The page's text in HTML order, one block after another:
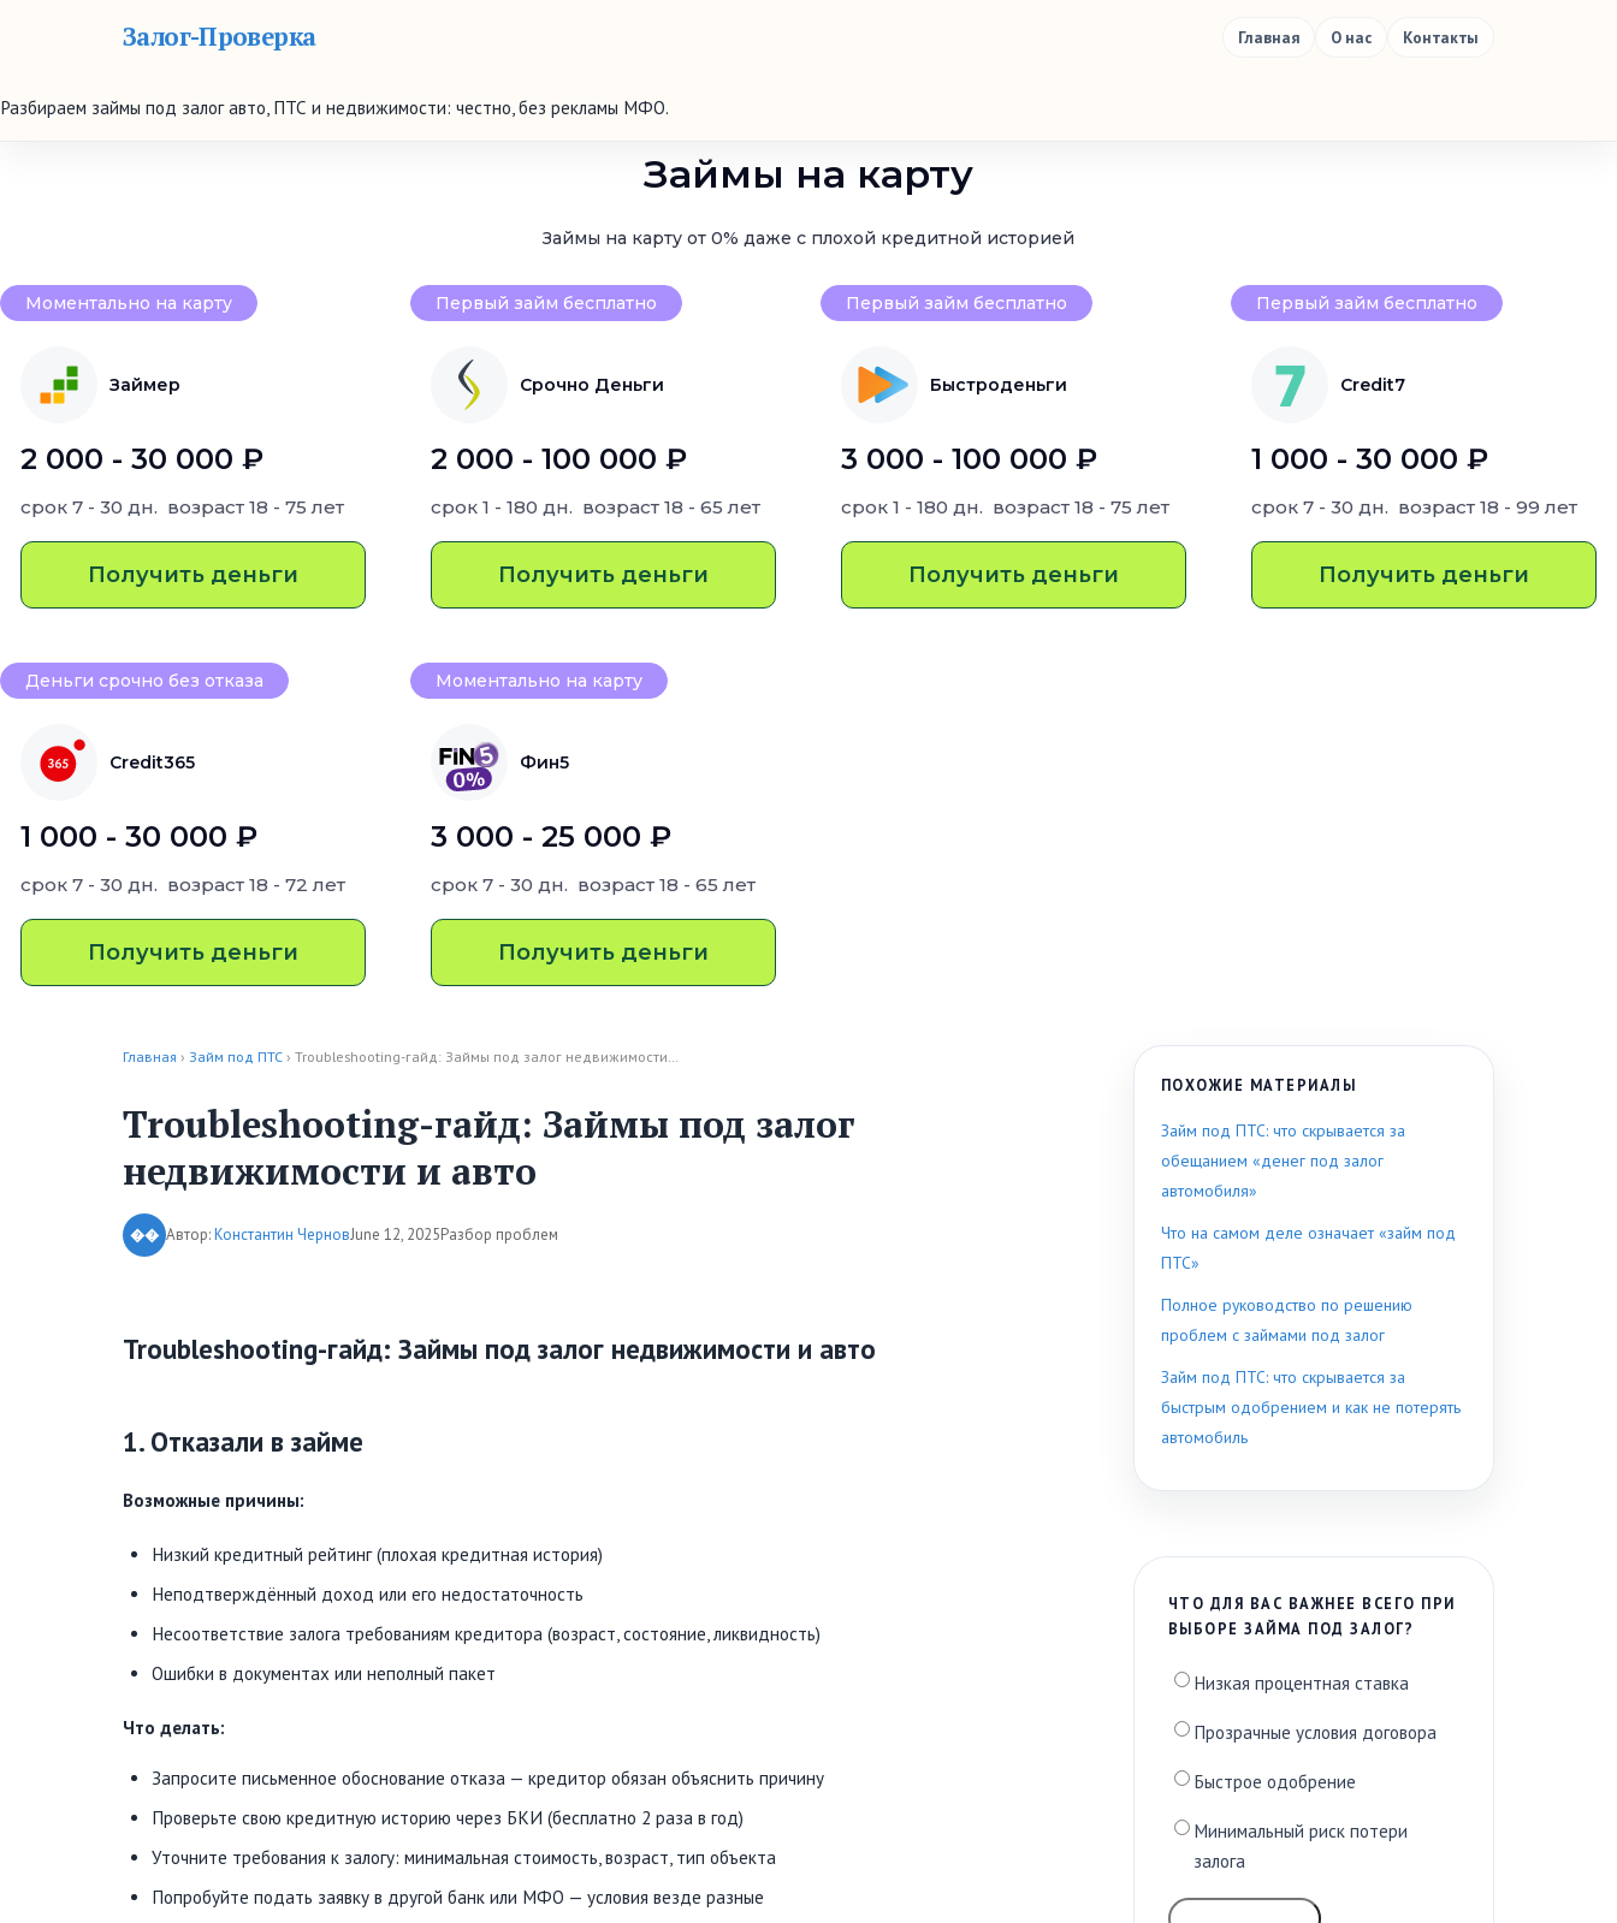
Залог-Проверка Главная О нас Контакты
Разбираем займы под залог авто, ПТС и недвижимости: честно, без рекламы МФО.
Займы на карту
Займы на карту от 0% даже с плохой кредитной историей
Моментально на карту
Займер
2 000 - 30 000 ₽
срок 7 - 30 дн. возраст 18 - 75 лет
Получить деньги
Первый займ бесплатно
Срочно Деньги
2 000 - 100 000 ₽
срок 1 - 180 дн. возраст 18 - 65 лет
Получить деньги
Первый займ бесплатно
Быстроденьги
3 000 - 100 000 ₽
срок 1 - 180 дн. возраст 18 - 75 лет
Получить деньги
Первый займ бесплатно
Credit7
1 000 - 30 000 ₽
срок 7 - 30 дн. возраст 18 - 99 лет
Получить деньги
Деньги срочно без отказа
Credit365
1 000 - 30 000 ₽
срок 7 - 30 дн. возраст 18 - 72 лет
Получить деньги
Моментально на карту
Фин5
3 000 - 25 000 ₽
срок 7 - 30 дн. возраст 18 - 65 лет
Получить деньги
Главная › Займ под ПТС › Troubleshooting-гайд: Займы под залог недвижимости…
Troubleshooting-гайд: Займы под залог
недвижимости и авто
�� Автор:Константин ЧерновJune 12, 2025Разбор проблем
Troubleshooting-гайд: Займы под залог недвижимости и авто
1. Отказали в займе
Возможные причины:
Низкий кредитный рейтинг (плохая кредитная история)
Неподтверждённый доход или его недостаточность
Несоответствие залога требованиям кредитора (возраст, состояние, ликвидность)
Ошибки в документах или неполный пакет
Что делать:
Запросите письменное обоснование отказа — кредитор обязан объяснить причину
Проверьте свою кредитную историю через БКИ (бесплатно 2 раза в год)
Уточните требования к залогу: минимальная стоимость, возраст, тип объекта
Попробуйте подать заявку в другой банк или МФО — условия везде разные
ПОХОЖИЕ МАТЕРИАЛЫ
Займ под ПТС: что скрывается за
обещанием «денег под залог
автомобиля»
Что на самом деле означает «займ под
ПТС»
Полное руководство по решению
проблем с займами под залог
Займ под ПТС: что скрывается за
быстрым одобрением и как не потерять
автомобиль
ЧТО ДЛЯ ВАС ВАЖНЕЕ ВСЕГО ПРИ
ВЫБОРЕ ЗАЙМА ПОД ЗАЛОГ?
Низкая процентная ставка
Прозрачные условия договора
Быстрое одобрение
Минимальный риск потери
залога